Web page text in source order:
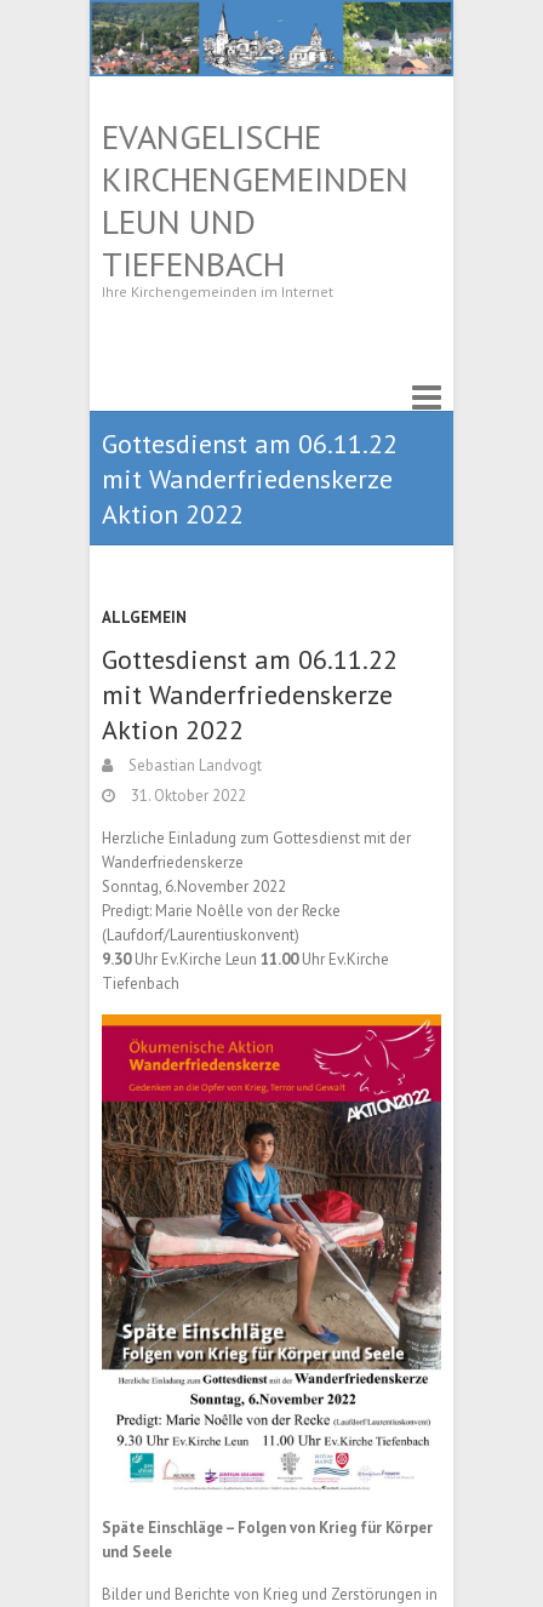
EVANGELISCHE
KIRCHENGEMEINDEN
LEUN UND
TIEFENBACH
Ihre Kirchengemeinden im Internet
Gottesdienst am 06.11.22
mit Wanderfriedenskerze
Aktion 2022
ALLGEMEIN
Gottesdienst am 06.11.22
mit Wanderfriedenskerze
Aktion 2022
Sebastian Landvogt
31. Oktober 2022
Herzliche Einladung zum Gottesdienst mit der
Wanderfriedenskerze
Sonntag, 6.November 2022
Predigt: Marie Noêlle von der Recke
(Laufdorf/Laurentiuskonvent)
9.30Uhr Ev.Kirche Leun 11.00Uhr Ev.Kirche
Tiefenbach
Späte Einschläge – Folgen von Krieg für Körper
und Seele
Bilder und Berichte von Krieg und Zerstörungen in